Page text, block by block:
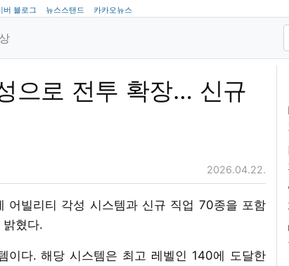
버 블로그 뉴스스탠드 카카오뉴스
으로 전투 확장… 신규
2026.04.22.
어빌리티 각성 시스템과 신규 직업 70종을 포함
혔다.
이다. 해당 시스템은 최고 레벨인 140에 도달한